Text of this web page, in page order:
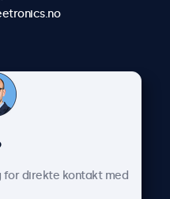
Beetronics
oppdateringer
for direkte kontakt med